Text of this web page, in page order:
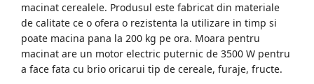
macinat cerealele. Produsul este fabricat din materiale
de calitate ce o ofera o rezistenta la utilizare in timp si
poate macina pana la 200 kg pe ora. Moara pentru
macinat are un motor electric puternic de 3500 W pentru
a face fata cu brio oricarui tip de cereale, furaje, fructe.